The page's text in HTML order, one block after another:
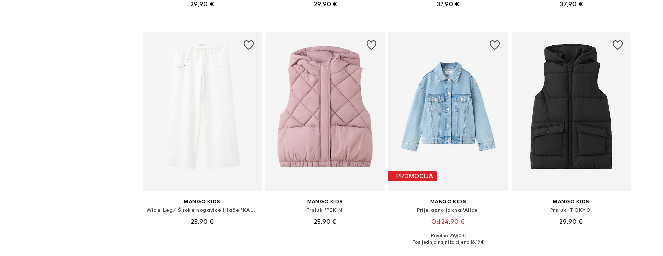
29,90 € 29,90 € 37,90 € 37,90 €
MANGO KIDS
Wide Leg/ Široke nogavice Hlače 'KATASET'
25,90 €
MANGO KIDS
Prsluk 'PEKIN'
25,90 €
PROMOCIJA
MANGO KIDS
Prijelazna jakna 'Alice'
Od 24,90 €
Dostupno u više veličina
Prvotno: 29,90 €
Posljednja najniža cijena:16,19 €
MANGO KIDS
Prsluk 'TOKYO'
29,90 €